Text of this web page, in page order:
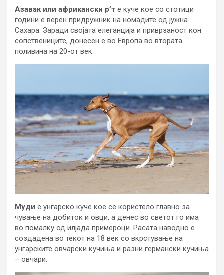
Азавак или африкански р’т е куче кое со стотици
години е верен придружник на номадите од јужна
Сахара. Заради својата елеганција и приврзаност кон
сопствениците, донесен е во Европа во втората
поливина на 20-от век.
Муди е унгарско куче кое се користело главно за
чување на добиток и овци, а денес во светот го има
во помалку од илјада примероци. Расата наводно е
создадена во текот на 18 век со вкрстување на
унгарските овчарски кучиња и разни германски кучиња
– овчари.